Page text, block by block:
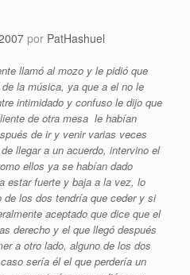
por PatHashuel
llamó al mozo y le pidió que
la música, ya que a el no le
intimidado y confuso le dijo que
de otra mesa le habían
de ir y venir varias veces
llegar a un acuerdo, intervino el
ellos ya se habían dado
estar fuerte y baja a la vez, lo
de los dos tendría que ceder y si
aceptado que dice que el
derecho y el que llegó después
a otro lado, alguno de los dos
sería él el que perdería un